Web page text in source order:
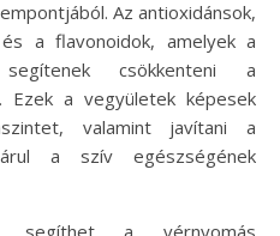
Az antioxidánsok,
a flavonoidok, amelyek a
csökkenteni a
Ezek a vegyületek képesek
valamint javítani a
a szív egészségének